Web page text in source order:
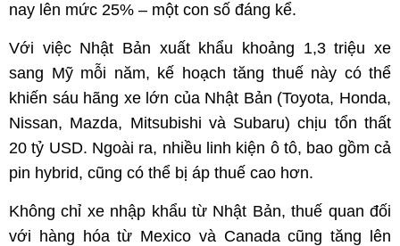
nay lên mức 25% – một con số đáng kể.
Với việc Nhật Bản xuất khẩu khoảng 1,3 triệu xe
sang Mỹ mỗi năm, kế hoạch tăng thuế này có thể
khiến sáu hãng xe lớn của Nhật Bản (Toyota, Honda,
Nissan, Mazda, Mitsubishi và Subaru) chịu tổn thất
20 tỷ USD. Ngoài ra, nhiều linh kiện ô tô, bao gồm cả
pin hybrid, cũng có thể bị áp thuế cao hơn.
Không chỉ xe nhập khẩu từ Nhật Bản, thuế quan đối
với hàng hóa từ Mexico và Canada cũng tăng lên